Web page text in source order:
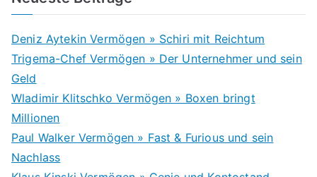
Deniz Aytekin Vermögen » Schiri mit Reichtum
Trigema-Chef Vermögen » Der Unternehmer und sein
Geld
Wladimir Klitschko Vermögen » Boxen bringt
Millionen
Paul Walker Vermögen » Fast & Furious und sein
Nachlass